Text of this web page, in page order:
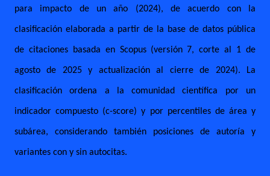
para impacto de un año (2024), de acuerdo con la
clasificación elaborada a partir de la base de datos pública
de citaciones basada en Scopus (versión 7, corte al 1 de
agosto de 2025 y actualización al cierre de 2024). La
clasificación ordena a la comunidad científica por un
indicador compuesto (c-score) y por percentiles de área y
subárea, considerando también posiciones de autoría y
variantes con y sin autocitas.